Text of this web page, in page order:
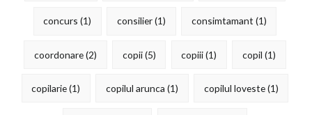
concurs (1) consilier(1) consimtamant (1)
coordonare(2) copii(5) copiii(1) copil (1)
copilarie(1) copilul arunca (1) copilul loveste(1)